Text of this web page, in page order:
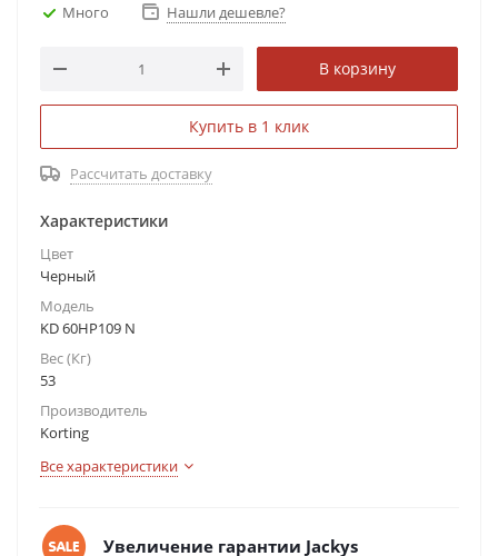
Много Нашли дешевле?
В корзину
Купить в 1 клик
Рассчитать доставку
Характеристики
Цвет
Черный
Модель
KD 60HP109 N
Вес (Кг)
53
Производитель
Korting
Все характеристики
Увеличение гарантии Jackys